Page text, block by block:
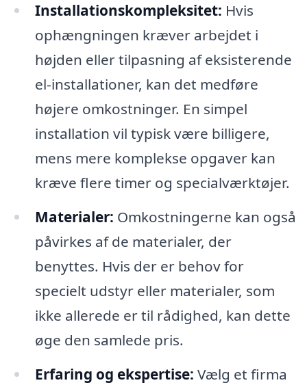
Installationskompleksitet: Hvis
ophængningen kræver arbejdet i
højden eller tilpasning af eksisterende
el-installationer, kan det medføre
højere omkostninger. En simpel
installation vil typisk være billigere,
mens mere komplekse opgaver kan
kræve flere timer og specialværktøjer.
Materialer: Omkostningerne kan også
påvirkes af de materialer, der
benyttes. Hvis der er behov for
specielt udstyr eller materialer, som
ikke allerede er til rådighed, kan dette
øge den samlede pris.
Erfaring og ekspertise: Vælg et firma